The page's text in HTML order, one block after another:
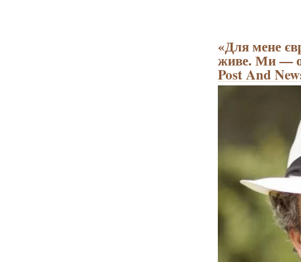
«Для мене
живе. Ми —
Post And